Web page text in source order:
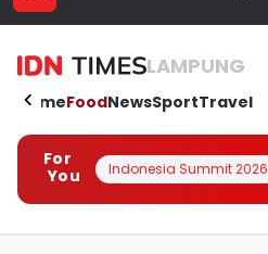
LAMPUNG
HomeFoodNewsSportTravel
For
You
Indonesia Summit 2026